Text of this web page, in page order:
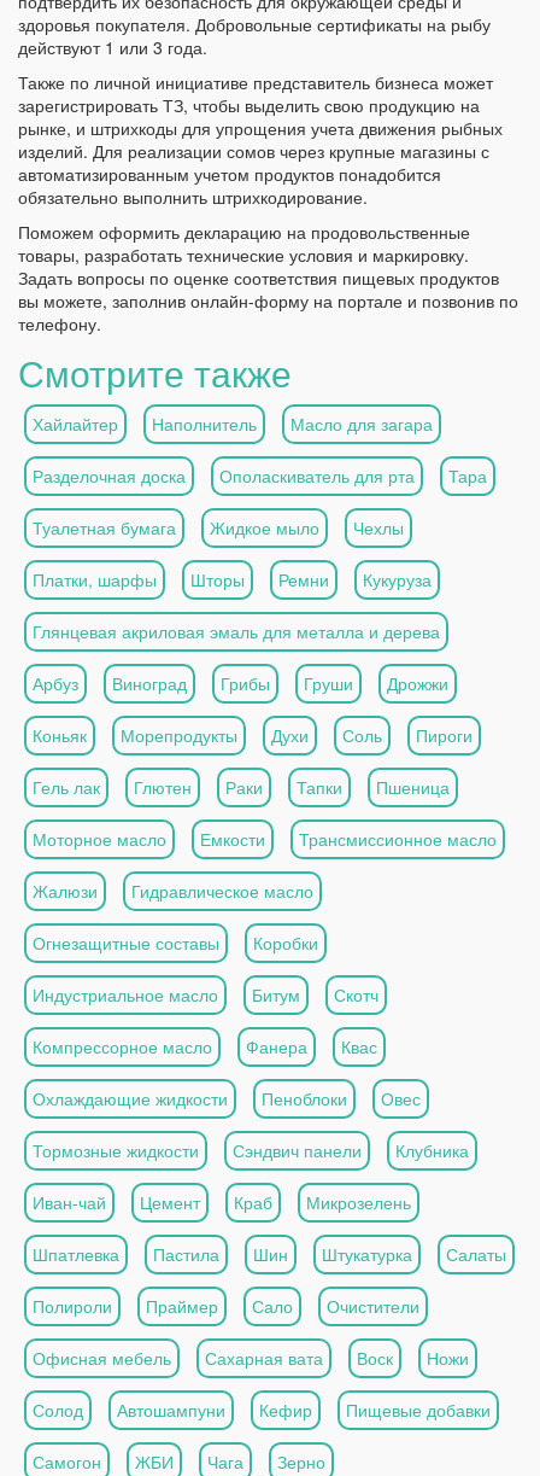
здоровья покупателя. Добровольные сертификаты на рыбу
действуют 1 или 3 года.
Также по личной инициативе представитель бизнеса может
зарегистрировать ТЗ, чтобы выделить свою продукцию на
рынке, и штрихкоды для упрощения учета движения рыбных
изделий. Для реализации сомов через крупные магазины с
автоматизированным учетом продуктов понадобится
обязательно выполнить штрихкодирование.
Поможем оформить декларацию на продовольственные
товары, разработать технические условия и маркировку.
Задать вопросы по оценке соответствия пищевых продуктов
вы можете, заполнив онлайн-форму на портале и позвонив по
телефону.
Смотрите также
Хайлайтер Наполнитель Масло для загара
Разделочная доска Ополаскиватель для рта Тара
Туалетная бумага Жидкое мыло Чехлы
Платки, шарфы Шторы Ремни Кукуруза
Глянцевая акриловая эмаль для металла и дерева
Арбуз Виноград Грибы Груши Дрожжи
Коньяк Морепродукты Духи Соль Пироги
Гель лак Глютен Раки Тапки Пшеница
Моторное масло Емкости Трансмиссионное масло
Жалюзи Гидравлическое масло
Огнезащитные составы Коробки
Индустриальное масло Битум Скотч
Компрессорное масло Фанера Квас
Охлаждающие жидкости Пеноблоки Овес
Тормозные жидкости Сэндвич панели Клубника
Иван-чай Цемент Краб Микрозелень
Шпатлевка Пастила Шин Штукатурка Салаты
Полироли Праймер Сало Очистители
Офисная мебель Сахарная вата Воск Ножи
Солод Автошампуни Кефир Пищевые добавки
Самогон ЖБИ Чага Зерно